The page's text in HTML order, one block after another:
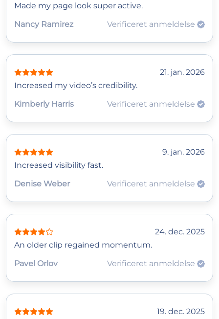
Made my page look super active.
Nancy Ramirez
Verificeret anmeldelse
21. jan. 2026
Increased my video’s credibility.
Kimberly Harris
Verificeret anmeldelse
9. jan. 2026
Increased visibility fast.
Denise Weber
Verificeret anmeldelse
24. dec. 2025
An older clip regained momentum.
Pavel Orlov
Verificeret anmeldelse
19. dec. 2025